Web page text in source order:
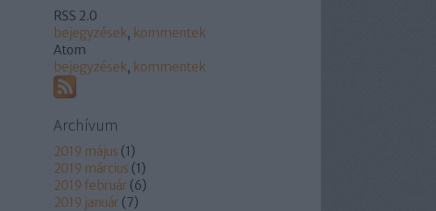
RSS 2.0
bejegyzések, kommentek
Atom
bejegyzések, kommentek
Archívum
2019 május (1)
2019 március (1)
2019 február (6)
2019 január (7)